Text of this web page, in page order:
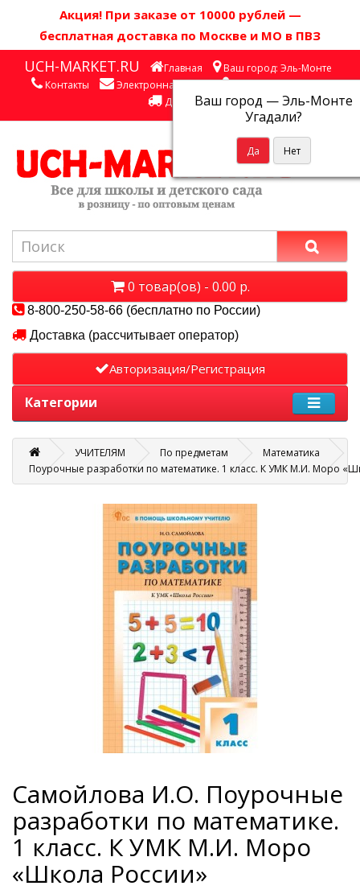
Акция! При заказе от 10000 рублей —
бесплатная доставка по Москве и МО в ПВЗ
UCH-MARKET.RU Главная Ваш город: Эль-Монте
Ваш город —Эль-Монте
Угадали?
Контакты Электронная почта
Личный кабинет
Доставка
0 товар(ов) - 0.00 р.
8-800-250-58-66 (бесплатно по России)
Доставка (рассчитывает оператор)
Авторизация/Регистрация
Категории
УЧИТЕЛЯМ По предметам
Математика
Поурочные разработки по математике. 1 класс. К УМК М.И. Моро
Самойлова И.О. Поурочные
разработки по математике.
1 класс. К УМК М.И. Моро
«Школа России»